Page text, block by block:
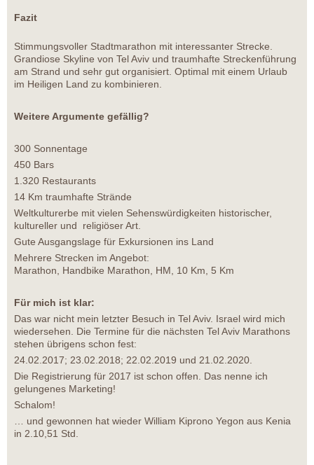
Fazit
Stimmungsvoller Stadtmarathon mit interessanter Strecke.
Grandiose Skyline von Tel Aviv und traumhafte Streckenführung
am Strand und sehr gut organisiert. Optimal mit einem Urlaub
im Heiligen Land zu kombinieren.
Weitere Argumente gefällig?
300 Sonnentage
450 Bars
1.320 Restaurants
14 Km traumhafte Strände
Weltkulturerbe mit vielen Sehenswürdigkeiten historischer,
kultureller und religiöser Art.
Gute Ausgangslage für Exkursionen ins Land
Mehrere Strecken im Angebot:
Marathon, Handbike Marathon, HM, 10 Km, 5 Km
Für mich ist klar:
Das war nicht mein letzter Besuch in Tel Aviv. Israel wird mich
wiedersehen. Die Termine für die nächsten Tel Aviv Marathons
stehen übrigens schon fest:
24.02.2017; 23.02.2018; 22.02.2019 und 21.02.2020.
Die Registrierung für 2017 ist schon offen. Das nenne ich
gelungenes Marketing!
Schalom!
… und gewonnen hat wieder William Kiprono Yegon aus Kenia
in 2.10,51 Std.